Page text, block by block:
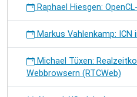
Raphael Hiesgen:
Markus Vahlenkamp: ICN
Michael Tüxen:
Webbrowsern (RTCWeb)